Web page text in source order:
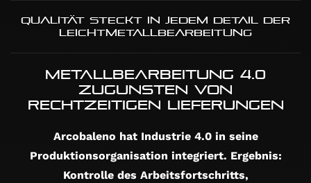
Qualität steckt in jedem Detail der
Leichtmetallbearbeitung
Metallbearbeitung 4.0
zugunsten von
rechtzeitigen Lieferungen
Arcobaleno hat Industrie 4.0 in seine
Produktionsorganisation integriert. Ergebnis:
Kontrolle des Arbeitsfortschritts,